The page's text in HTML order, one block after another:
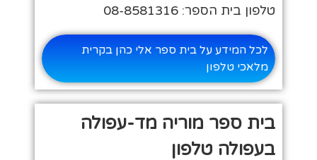
טלפון בית הספר: 08-8581316
לכל המידע על בית ספר אלי כהן בקרית
מלאכי טלפון
בית ספר מוריה מד-עפולה
בעפולה טלפון